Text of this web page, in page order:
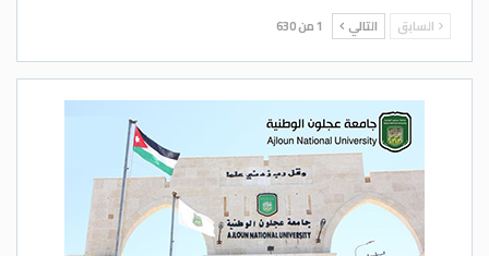
السابق التالي 1 من 630